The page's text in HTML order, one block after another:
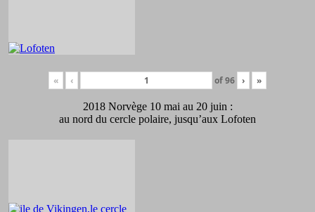
« ‹ of96 › »
2018 Norvège 10 mai au 20 juin :
au nord du cercle polaire, jusqu’aux Lofoten